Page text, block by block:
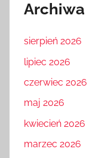
Archiwa
sierpień 2026
lipiec 2026
czerwiec 2026
maj 2026
kwiecień 2026
marzec 2026